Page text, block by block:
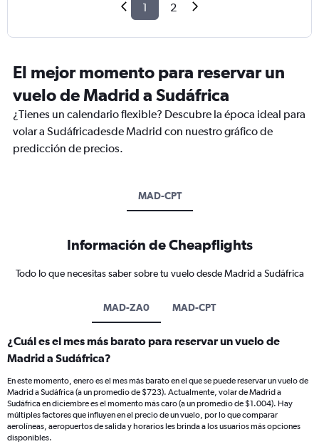
1 2
El mejor momento para reservar un
vuelo de Madrid a Sudáfrica
¿Tienes un calendario flexible? Descubre la época ideal para
volar a Sudáfricadesde Madrid con nuestro gráfico de
predicción de precios.
MAD-CPT
Información de Cheapflights
Todo lo que necesitas saber sobre tu vuelo desde Madrid a Sudáfrica
MAD-ZA0 MAD-CPT
¿Cuál es el mes más barato para reservar un vuelo de
Madrid a Sudáfrica?
En este momento, enero es el mes más barato en el que se puede reservar un vuelo de
Madrid a Sudáfrica (a un promedio de $723). Actualmente, volar de Madrid a
Sudáfrica en diciembre es el momento más caro (a un promedio de $1.004). Hay
múltiples factores que influyen en el precio de un vuelo, por lo que comparar
aerolíneas, aeropuertos de salida y horarios les brinda a los usuarios más opciones
disponibles.